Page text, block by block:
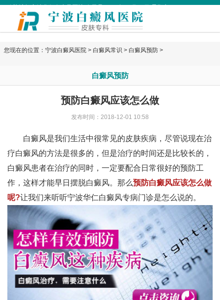
您现在的位置： 宁波白癜风医院 > 白癜风常识 > 白癜风预防 >
白癜风预防
预防白癜风应该怎么做
发布时间：2018-12-01 10:58
白癜风是我们生活中很常见的皮肤疾病，尽管说现在治
疗白癜风的方法是很多的，但是治疗的时间还是比较长的，
白癜风患者在治疗的同时，一定要配合日常很好的预防工
作，这样才能早日摆脱白癜风。那么预防白癜风应该怎么做
呢?让我们来听听宁波华仁白癜风专病门诊是怎么说的。